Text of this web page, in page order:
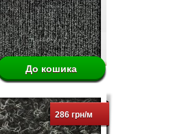
286 грн/м